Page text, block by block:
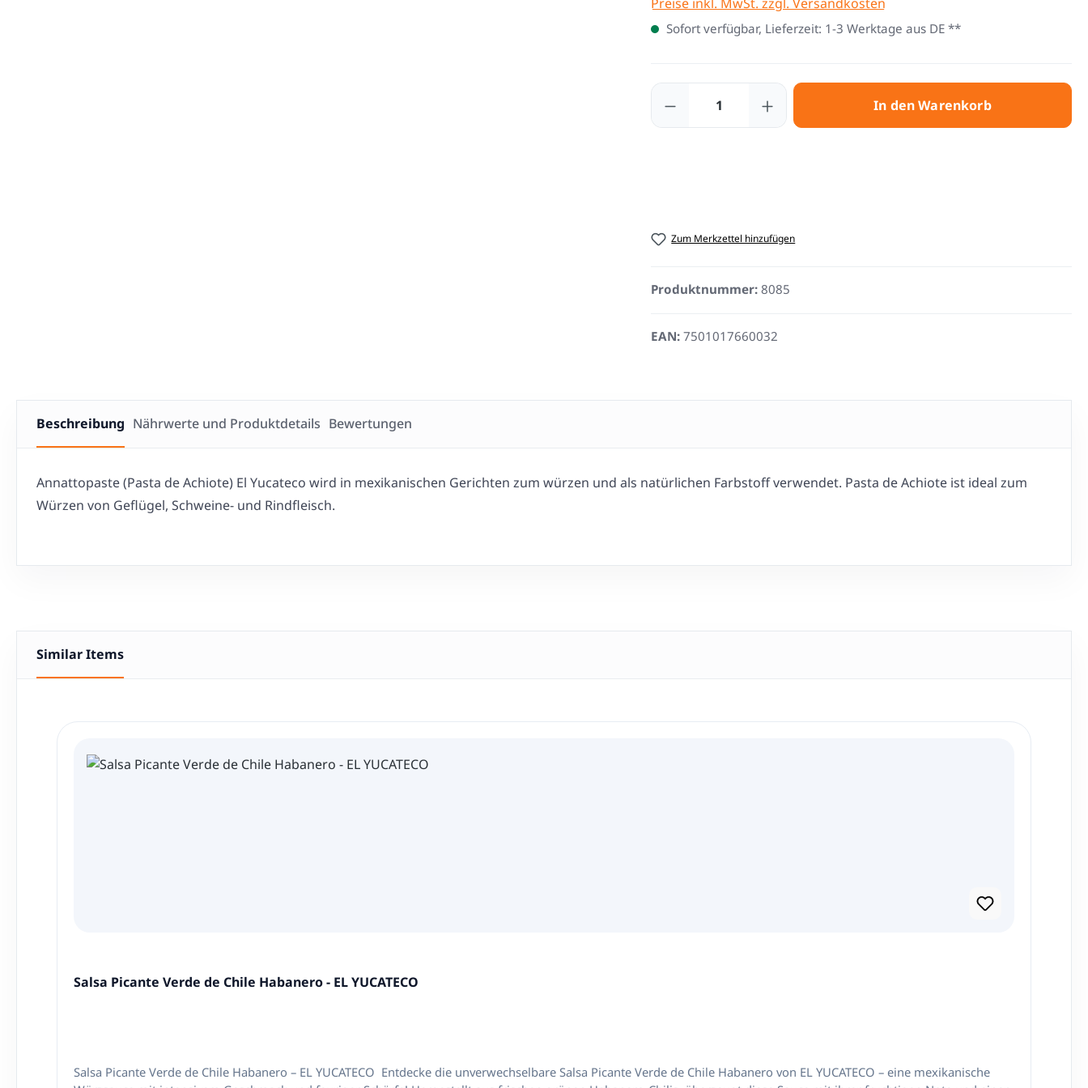
Sofort verfügbar, Lieferzeit: 1-3 Werktage aus DE **
Produkt Anzahl: Gib den gewünschten Wert
In den Warenkorb
Zum Merkzettel hinzufügen
Produktnummer: 8085
EAN: 7501017660032
Beschreibung Nährwerte und Produktdetails Bewertungen
Annattopaste (Pasta de Achiote) El Yucateco wird in mexikanischen Gerichten zum würzen und als natürlichen Farbstoff verwendet. Pasta de Achiote ist ideal zum
Würzen von Geflügel, Schweine- und Rindfleisch.
Similar Items
Salsa Picante Verde de Chile Habanero - EL YUCATECO
Salsa Picante Verde de Chile Habanero – EL YUCATECO Entdecke die unverwechselbare Salsa Picante Verde de Chile Habanero von EL YUCATECO – eine mexikanische